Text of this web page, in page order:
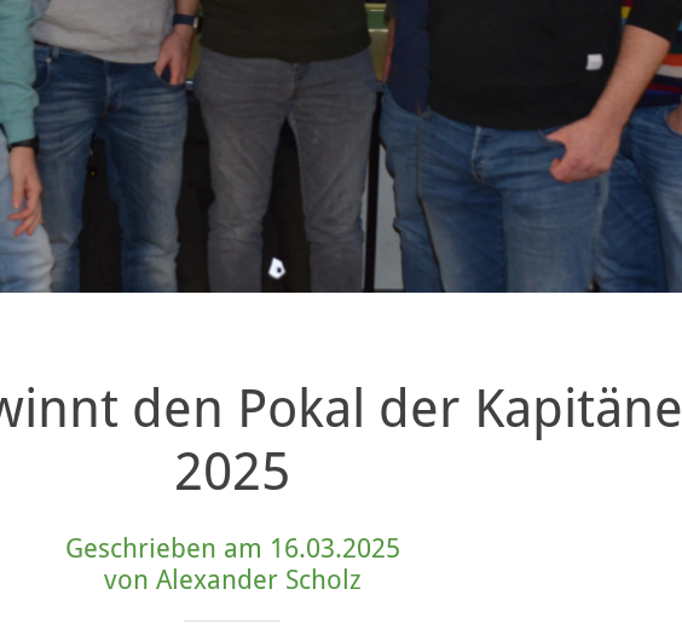
den Pokal der Kapitäne
2025
Geschrieben am 16.03.2025
von Alexander Scholz